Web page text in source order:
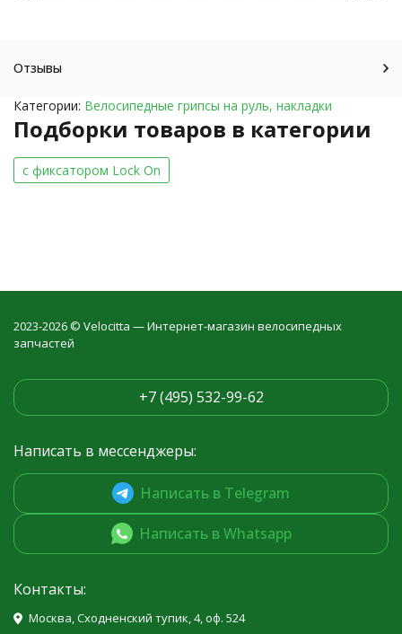
Отзывы
Категории: Велосипедные грипсы на руль, накладки
Подборки товаров в категории
c фиксатором Lock On
2023-2026 © Velocitta — Интернет-магазин велосипедных
запчастей
+7 (495) 532-99-62
Написать в мессенджеры:
Написать в Telegram
Написать в Whatsapp
Контакты:
Москва, Сходненский тупик, 4, оф. 524